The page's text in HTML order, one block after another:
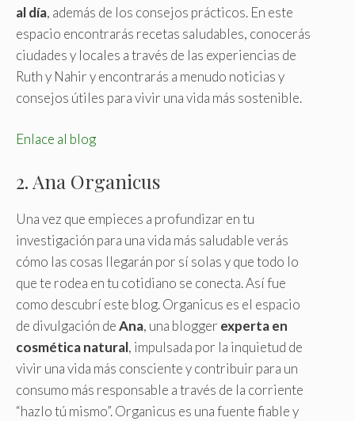
al día, además de los consejos prácticos. En este
espacio encontrarás recetas saludables, conocerás
ciudades y locales a través de las experiencias de
Ruth y Nahir y encontrarás a menudo noticias y
consejos útiles para vivir una vida más sostenible.
Enlace al blog
2. Ana Organicus
Una vez que empieces a profundizar en tu
investigación para una vida más saludable verás
cómo las cosas llegarán por sí solas y que todo lo
que te rodea en tu cotidiano se conecta. Así fue
como descubrí este blog. Organicus es el espacio
de divulgación deAna, una blogger experta en
cosmética natural, impulsada por la inquietud de
vivir una vida más consciente y contribuir para un
consumo más responsable a través de la corriente
“hazlo tú mismo”. Organicus es una fuente fiable y